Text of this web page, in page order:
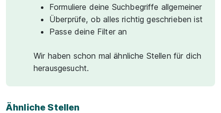
Formuliere deine Suchbegriffe allgemeiner
Überprüfe, ob alles richtig geschrieben ist
Passe deine Filter an
Wir haben schon mal ähnliche Stellen für dich
herausgesucht.
Ähnliche Stellen